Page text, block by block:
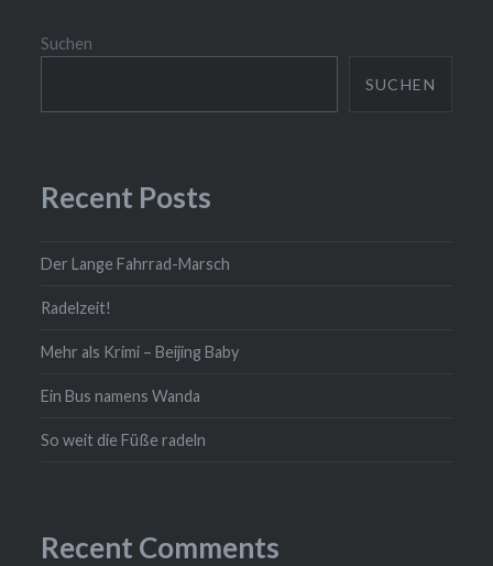
Suchen
SUCHEN
Recent Posts
Der Lange Fahrrad-Marsch
Radelzeit!
Mehr als Krimi – Beijing Baby
Ein Bus namens Wanda
So weit die Füße radeln
Recent Comments